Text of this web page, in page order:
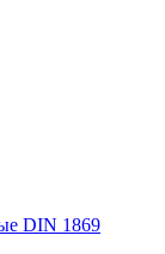
DIN 1869